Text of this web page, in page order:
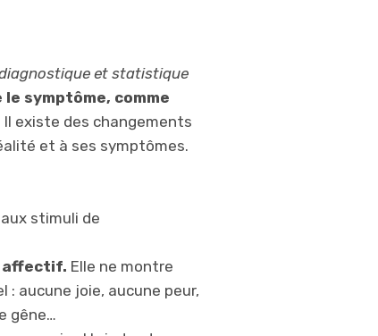
et statistique
symptôme, comme
Il existe des changements
et à ses symptômes.
stimuli de
affectif. Elle ne montre
: aucune joie, aucune peur,
gêne…